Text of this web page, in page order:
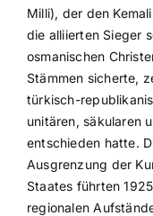
Milli), der den
die alliierten Sieger
osmanischen
Stämmen sicherte,
türkisch-
unitären, säkularen
entschieden hatte.
Ausgrenzung der
Staates führten
regionalen